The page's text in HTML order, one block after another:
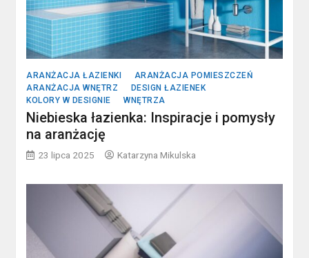
ARANŻACJA ŁAZIENKI
ARANŻACJA POMIESZCZEŃ
ARANŻACJA WNĘTRZ
DESIGN ŁAZIENEK
KOLORY W DESIGNIE
WNĘTRZA
Niebieska łazienka: Inspiracje i pomysły
na aranżację
23 lipca 2025 Katarzyna Mikulska